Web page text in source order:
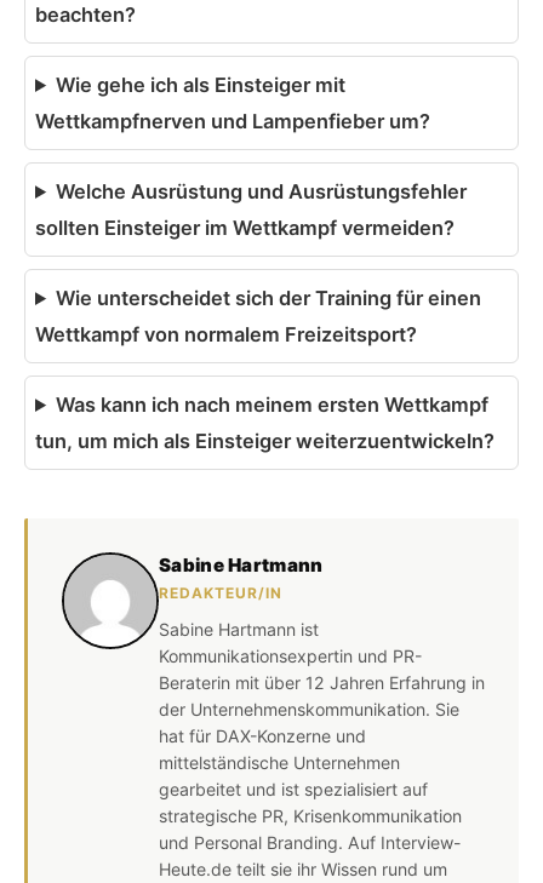
beachten?
Wie gehe ich als Einsteiger mit
Wettkampfnerven und Lampenfieber um?
Welche Ausrüstung und Ausrüstungsfehler
sollten Einsteiger im Wettkampf vermeiden?
Wie unterscheidet sich der Training für einen
Wettkampf von normalem Freizeitsport?
Was kann ich nach meinem ersten Wettkampf
tun, um mich als Einsteiger weiterzuentwickeln?
Sabine Hartmann
REDAKTEUR/IN
Sabine Hartmann ist
Kommunikationsexpertin und PR-
Beraterin mit über 12 Jahren Erfahrung in
der Unternehmenskommunikation. Sie
hat für DAX-Konzerne und
mittelständische Unternehmen
gearbeitet und ist spezialisiert auf
strategische PR, Krisenkommunikation
und Personal Branding. Auf Interview-
Heute.de teilt sie ihr Wissen rund um